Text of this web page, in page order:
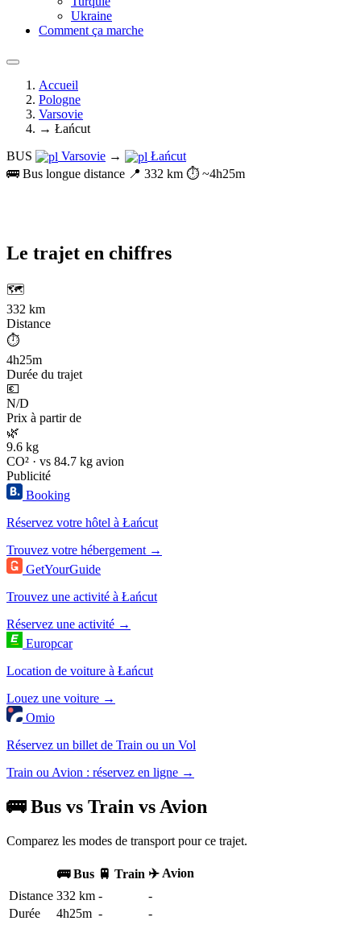
Ukraine
Comment ça marche
Accueil
Pologne
Varsovie
→ Łańcut
BUS
Varsovie →
Łańcut
🚌 Bus longue distance 📍 332 km ⏱️ ~4h25m
Le trajet en chiffres
🗺️
332 km
Distance
⏱️
4h25m
Durée du trajet
💶
N/D
Prix à partir de
🌿
9.6 kg
CO² · vs 84.7 kg avion
Publicité
Booking
Réservez votre hôtel à Łańcut
Trouvez votre hébergement →
GetYourGuide
Trouvez une activité à Łańcut
Réservez une activité →
Europcar
Location de voiture à Łańcut
Louez une voiture →
Omio
Réservez un billet de Train ou un Vol
Train ou Avion : réservez en ligne →
🚌 Bus vs Train vs Avion
Comparez les modes de transport pour ce trajet.
🚌 Bus 🚆 Train ✈️ Avion
Distance 332 km -
-
Durée
4h25m -
-